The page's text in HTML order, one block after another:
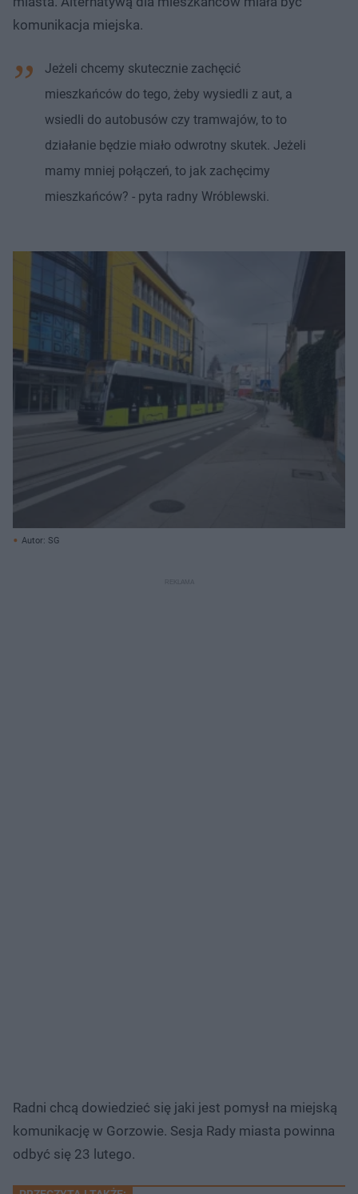
komunikacja miejska.
Jeżeli chcemy skutecznie zachęcić
mieszkańców do tego, żeby wysiedli z aut, a
wsiedli do autobusów czy tramwajów, to to
działanie będzie miało odwrotny skutek. Jeżeli
mamy mniej połączeń, to jak zachęcimy
mieszkańców? - pyta radny Wróblewski.
Autor: SG
Radni chcą dowiedzieć się jaki jest pomysł na miejską
komunikację w Gorzowie. Sesja Rady miasta powinna
odbyć się 23 lutego.